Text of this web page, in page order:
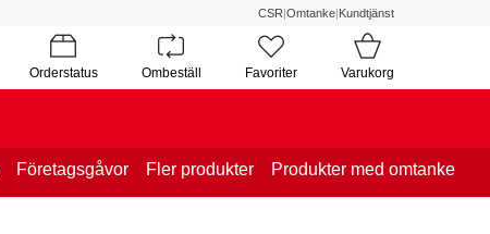
CSR|Omtanke|Kundtjänst
Orderstatus Ombeställ Favoriter Varukorg
Företagsgåvor Fler produkter Produkter med omtanke